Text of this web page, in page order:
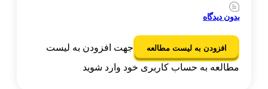
بدون دیدگاه
افزودن به لیست مطالعه
جهت افزودن به لیست
مطالعه به حساب کاربری خود وارد شوید